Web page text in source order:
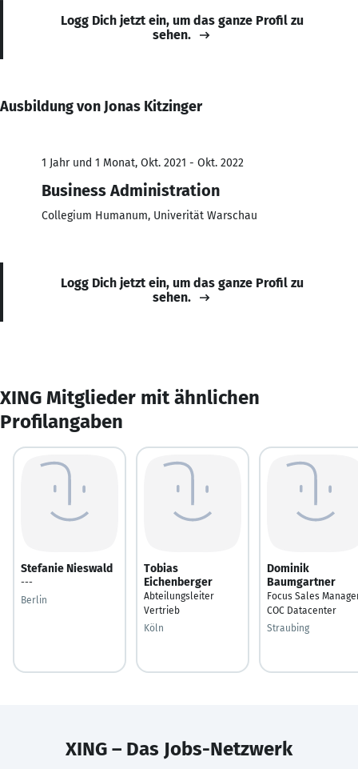
Logg Dich jetzt ein, um das ganze Profil zu
sehen.
Ausbildung von Jonas Kitzinger
1 Jahr und 1 Monat, Okt. 2021 - Okt. 2022
Business Administration
Collegium Humanum, Univerität Warschau
Logg Dich jetzt ein, um das ganze Profil zu
sehen.
XING Mitglieder mit ähnlichen
Profilangaben
Stefanie Nieswald
---
Berlin
Tobias
Eichenberger
Abteilungsleiter
Vertrieb
Köln
Dominik
Baumgartner
Focus Sales
COC Datacenter
Straubing
XING – Das Jobs-Netzwerk